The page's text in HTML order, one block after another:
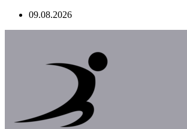
Перейти09.08.2026